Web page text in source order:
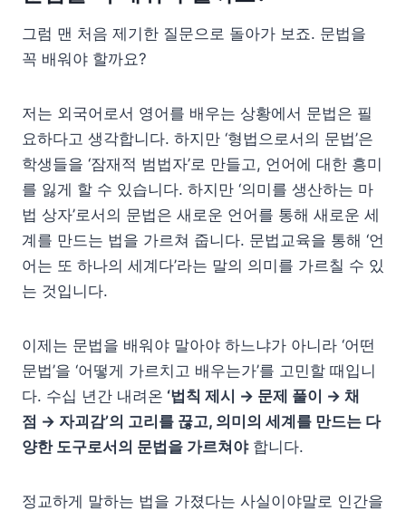
그럼 맨 처음 제기한 질문으로 돌아가 보죠. 문법을
꼭 배워야 할까요?
저는 외국어로서 영어를 배우는 상황에서 문법은 필
요하다고 생각합니다. 하지만 ‘형법으로서의 문법’은
학생들을 ‘잠재적 범법자’로 만들고, 언어에 대한 흥미
를 잃게 할 수 있습니다. 하지만 ‘의미를 생산하는 마
법 상자’로서의 문법은 새로운 언어를 통해 새로운 세
계를 만드는 법을 가르쳐 줍니다. 문법교육을 통해 ‘언
어는 또 하나의 세계다’라는 말의 의미를 가르칠 수 있
는 것입니다.
이제는 문법을 배워야 말아야 하느냐가 아니라 ‘어떤
문법’을 ‘어떻게 가르치고 배우는가’를 고민할 때입니
다. 수십 년간 내려온 ‘법칙 제시 → 문제 풀이 → 채
점 → 자괴감’의 고리를 끊고, 의미의 세계를 만드는 다
양한 도구로서의 문법을 가르쳐야합니다.
정교하게 말하는 법을 가졌다는 사실이야말로 인간을